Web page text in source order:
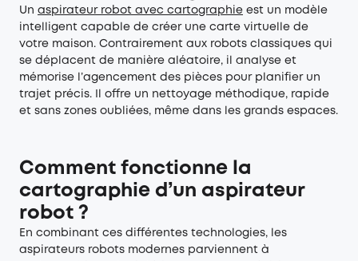
Un aspirateur robot avec cartographie est un modèle
intelligent capable de créer une carte virtuelle de
votre maison. Contrairement aux robots classiques qui
se déplacent de manière aléatoire, il analyse et
mémorise l’agencement des pièces pour planifier un
trajet précis. Il offre un nettoyage méthodique, rapide
et sans zones oubliées, même dans les grands espaces.
Comment fonctionne la
cartographie d’un aspirateur
robot ?
En combinant ces différentes technologies, les
aspirateurs robots modernes parviennent à